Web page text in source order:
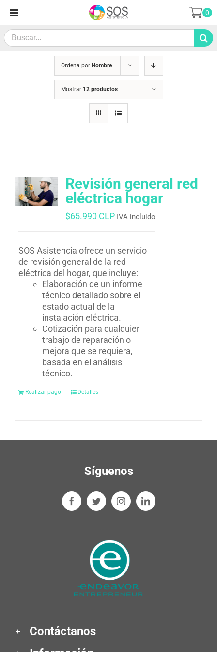
contenido
Search
for:
0
Ordena por Nombre
Mostrar 12 productos
Revisión general red
eléctrica hogar
$65.990 CLP IVA incluido
SOS Asistencia ofrece un servicio
de revisión general de la red
eléctrica del hogar, que incluye:
Elaboración de un informe
técnico detallado sobre el
estado actual de la
instalación eléctrica.
Cotización para cualquier
trabajo de reparación o
mejora que se requiera,
basada en el análisis
técnico.
Realizar pago Detalles
Síguenos
Contáctanos